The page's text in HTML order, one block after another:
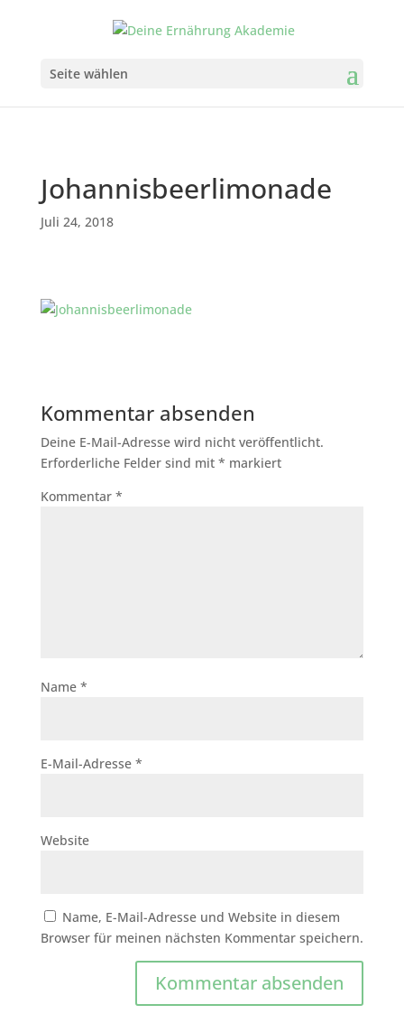
Seite wählen
Johannisbeerlimonade
Juli 24, 2018
Kommentar absenden
Deine E-Mail-Adresse wird nicht veröffentlicht.
Erforderliche Felder sind mit * markiert
Kommentar *
Name *
E-Mail-Adresse *
Website
Name, E-Mail-Adresse und Website in diesem
Browser für meinen nächsten Kommentar speichern.